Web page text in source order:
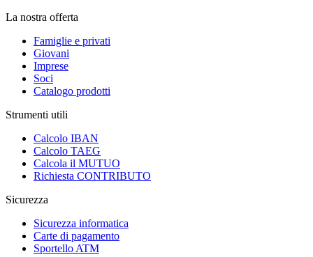
La nostra offerta
Famiglie e privati
Giovani
Imprese
Soci
Catalogo prodotti
Strumenti utili
Calcolo IBAN
Calcolo TAEG
Calcola il MUTUO
Richiesta CONTRIBUTO
Sicurezza
Sicurezza informatica
Carte di pagamento
Sportello ATM